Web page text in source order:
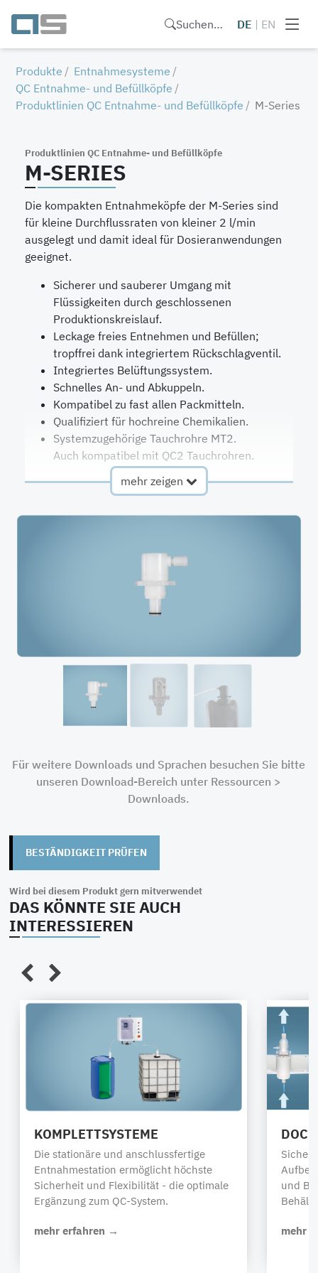
Suchen… DE | EN
Produkte
Entnahmesysteme
QC Entnahme- und Befüllköpfe
Produktlinien QC Entnahme- und Befüllköpfe
M-Series
Produktlinien QC Entnahme- und Befüllköpfe
M-SERIES
Die kompakten Entnahmeköpfe der M-Series sind
für kleine Durchflussraten von kleiner 2 l/min
ausgelegt und damit ideal für Dosieranwendungen
geeignet.
Sicherer und sauberer Umgang mit
Flüssigkeiten durch geschlossenen
Produktionskreislauf.
Leckage freies Entnehmen und Befüllen;
tropffrei dank integriertem Rückschlagventil.
Integriertes Belüftungssystem.
Schnelles An- und Abkuppeln.
Kompatibel zu fast allen Packmitteln.
Qualifiziert für hochreine Chemikalien.
Systemzugehörige Tauchrohre MT2.
Auch kompatibel mit QC2 Tauchrohren.
Jetzt konfigurieren!
Rückschlagventil
Materialien
HDPE
Elek. leitfähig
PP
Flüssigkeits-
Vertikal oder
horizontal
Gewinde
weitere auf
Zugehörige
Tauchrohre
"MT2-"
mehr zeigen
Für weitere Downloads und Sprachen besuchen Sie bitte
unseren Download-Bereich unter Ressourcen >
Downloads.
BESTÄNDIGKEIT PRÜFEN
Wird bei diesem Produkt gern mitverwendet
DAS KÖNNTE SIE AUCH
INTERESSIEREN
KOMPLETTSYSTEME
Die stationäre und anschlussfertige
Entnahmestation ermöglicht höchste
Sicherheit und Flexibilität - die optimale
Ergänzung zum QC-System.
mehr erfahren →
und
mehr